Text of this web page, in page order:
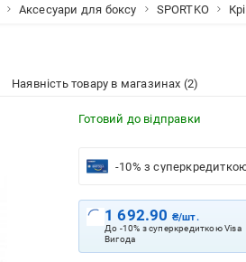
Аксесуари для боксу SPORTKO
Наявність товару в магазинах (2)
Готовий до відправки
-10% з
1 692.90 ₴/шт.
До -10% з суперкредиткою Visa
Вигода